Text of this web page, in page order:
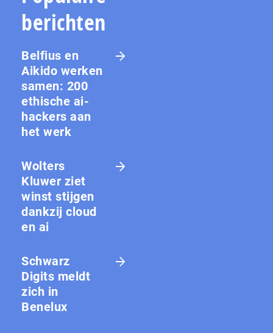
berichten
Belfius en
Aikido werken
samen: 200
ethische ai-
hackers aan
het werk
Wolters
Kluwer ziet
winst stijgen
dankzij cloud
en ai
Schwarz
Digits meldt
zich in
Benelux